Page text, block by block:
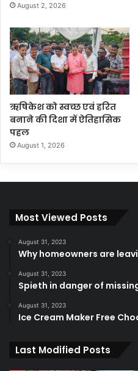
August 2, 2026
ऋषिकेश को स्वच्छ एवं हरित
बनाने की दिशा में ऐतिहासिक
पहल
August 1, 2026
Most Viewed Posts
August 31, 2023
Why homeowners are
August 31, 2023
Spieth in danger of
August 31, 2023
Ice Cream Maker Free
Last Modified Posts